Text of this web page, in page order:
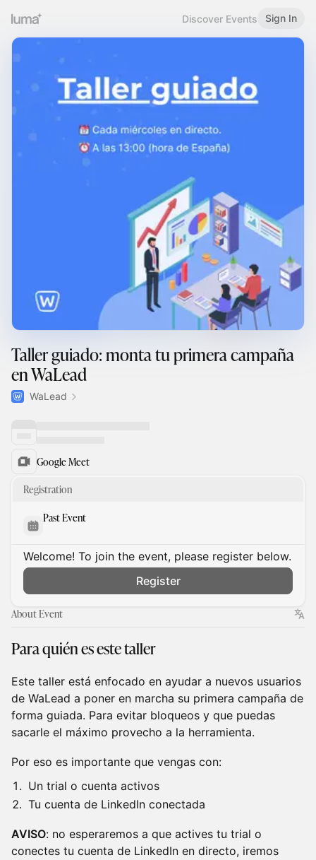
Discover Events Sign In
Taller guiado: monta tu primera campaña
en WaLead
WaLead
Google Meet
Registration
Past Event
Welcome! To join the event, please register below.
Register
About Event
Para quién es este taller
Este taller está enfocado en ayudar a nuevos usuarios
de WaLead a poner en marcha su primera campaña de
forma guiada. Para evitar bloqueos y que puedas
sacarle el máximo provecho a la herramienta.
Por eso es importante que vengas con:
Un trial o cuenta activos
Tu cuenta de LinkedIn conectada
AVISO: no esperaremos a que actives tu trial o
conectes tu cuenta de LinkedIn en directo, iremos